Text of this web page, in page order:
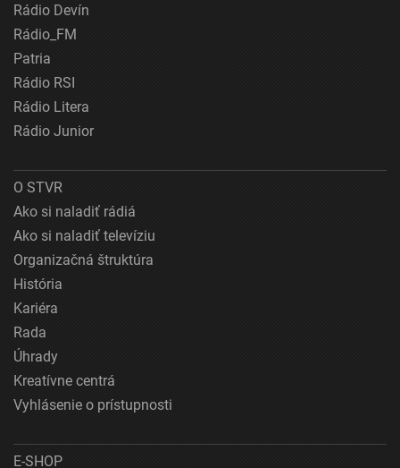
Rádio Devín
Rádio_FM
Patria
Rádio RSI
Rádio Litera
Rádio Junior
O STVR
Ako si naladiť rádiá
Ako si naladiť televíziu
Organizačná štruktúra
História
Kariéra
Rada
Úhrady
Kreatívne centrá
Vyhlásenie o prístupnosti
E-SHOP